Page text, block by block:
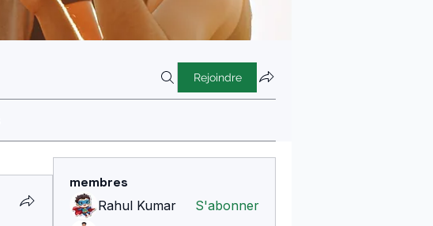
Rejoindre
membres
Rahul Kumar
S'abonner